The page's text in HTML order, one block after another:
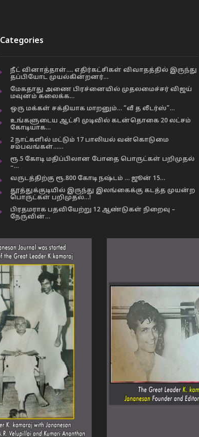
Categories
நீட் வினாத்தாள்…. எதிர்கட்சிகள் விவாதத்தில் இருந்து
தப்பியோட முயல்கின்றனர்…
மேகதாது அணை பிரச்னையில் முதலமைச்சர் விஜய்
மவுனம் கலைக்க…
ஒரு மக்கள் சக்தியாக மாறனும்… “வீ த லீடர்ஸ்”…
உங்களுடைய ஆட்சி முடிவில் கடன்தொகை 20 லட்சம்
கோடியாக…
2 நாட்களில் மட்டும் 17 பாலியல் வன்கொடுமை
சம்பவங்கள்……
ரூ.5 கோடி மதிப்பிலான போதை பொருட்கள் பறிமுதல்
–…
வருடத்திற்கு ரூ.800 கோடி நஷ்டம் … ஜூன் 15…
தூத்துக்குடியில் இருந்து இலங்கைக்கு கடத்த முயன்ற
பொருட்கள் பறிமுதல்…!
பிரதமராக பதவியேற்று 12 ஆண்டுகள் நிறைவு –
நேருவின்…